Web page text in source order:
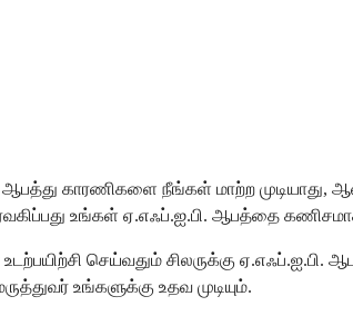
காரணிகளை நீங்கள் மாற்ற முடியாது,
உங்கள் ஏ.எஃப்.ஐ.பி. ஆபத்தை
செய்வதும் சிலருக்கு ஏ.எஃப்.ஐ.பி.
உங்களுக்கு உதவ முடியும்.